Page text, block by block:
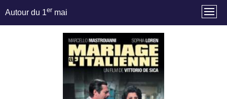
Autour du 1er mai